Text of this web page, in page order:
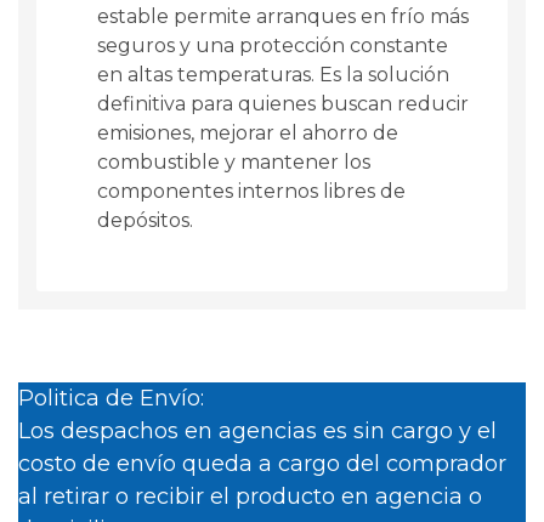
estable permite arranques en frío más
seguros y una protección constante
en altas temperaturas. Es la solución
definitiva para quienes buscan reducir
emisiones, mejorar el ahorro de
combustible y mantener los
componentes internos libres de
depósitos.
Politica de Envío:
Los despachos en agencias es sin cargo y el
costo de envío queda a cargo del comprador
al retirar o recibir el producto en agencia o